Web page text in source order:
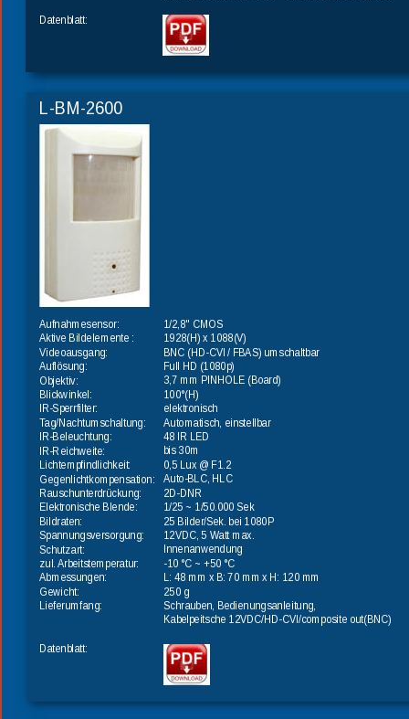
L-BM-2600
Aufnahmesensor:
Aktive Bildelemente :
Videoausgang:
Auflösung:
Objektiv:
Blickwinkel:
IR-Sperrfilter:
Tag/Nachtumschaltung:
IR-Beleuchtung:
IR-Reichweite:
Lichtempfindlichkeit:
Gegenlichtkompensation:
Rauschunterdrückung:
Elektronische Blende:
Bildraten:
Spannungsversorgung:
Schutzart:
zul. Arbeitstemperatur:
Abmessungen:
Gewicht:
Lieferumfang:
Datenblatt:
1/2,8" CMOS
1928(H) x 1088(V)
BNC (HD-CVI / FBAS) umschaltbar
Full HD (1080p)
3,7 mm PINHOLE (Board)
100°(H)
elektronisch
Automatisch, einstellbar
48 IR LED
bis 30m
0,5 Lux @ F1.2
Auto-BLC, HLC
2D-DNR
1/25 ~ 1/50.000 Sek
25 Bilder/Sek. bei 1080P
12VDC, 5 Watt max.
Innenanwendung
-10 °C ~ +50 °C
L: 48 mm x B: 70 mm x H: 120 mm
250 g
Schrauben, Bedienungsanleitung,
Kabelpeitsche 12VDC/HD-CVI/composite out(BNC)
Datenblatt: